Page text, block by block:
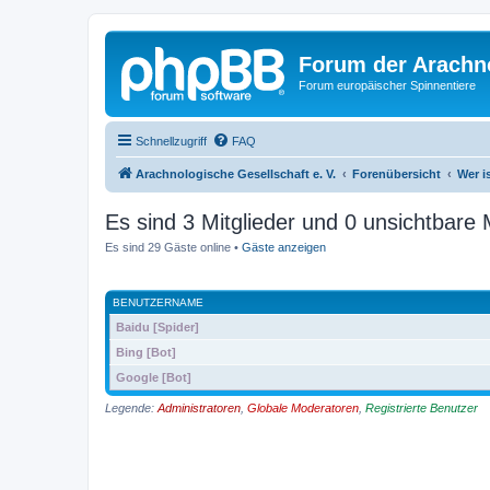
Forum der
Forum europäischer Spinnentiere
Schnellzugriff FAQ
Arachnologische Gesellschaft e. V. Forenübersicht Wer
Es sind 3 Mitglieder und 0 unsichtbare
Es sind 29 Gäste online • Gäste anzeigen
BENUTZERNAME
Baidu [Spider]
Bing [Bot]
Google [Bot]
Legende: Administratoren Globale Moderatoren Registrierte Benutzer